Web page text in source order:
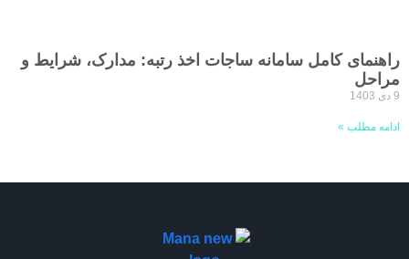
راهنمای کامل سامانه ساجات اخذ رتبه: مدارک، شرایط و
مراحل
9 دی 1403
ادامه مطلب »